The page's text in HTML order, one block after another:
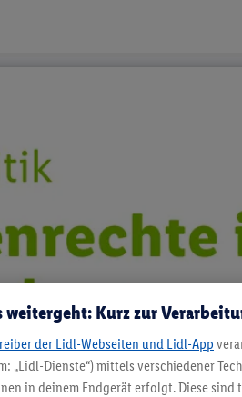
| Lidl Schweiz
weitergeht: Kurz zur
der Lidl-Webseiten und Lidl-App
„Lidl-Dienste“) mittels verschiedener
in deinem Endgerät erfolgt. Diese